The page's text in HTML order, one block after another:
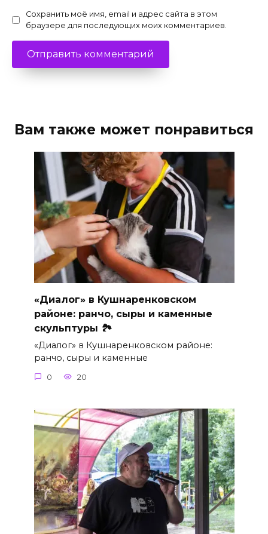
Сохранить моё имя, email и адрес сайта в этом
браузере для последующих моих комментариев.
Вам также может понравиться
«Диалог» в Кушнаренковском
районе: ранчо, сыры и каменные
скульптуры 🏞
«Диалог» в Кушнаренковском районе:
ранчо, сыры и каменные
0 20